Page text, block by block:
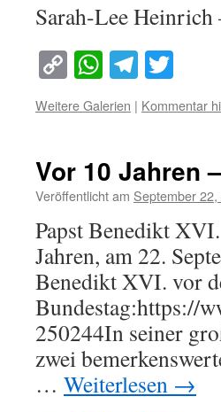
Sarah-Lee Heinrich
Copy
Link
WhatsApp
Weitere Galerien | Kommentar
Vor 10 Jahren
Veröffentlicht am September 22,
Papst Benedikt
Jahren, am 22.
Benedikt XVI. vor
Bundestag:https://
250244In seiner
zwei
… Weiterlesen →